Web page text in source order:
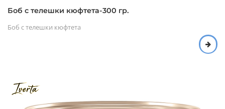
Боб с телешки кюфтета-300 гр.
Боб с телешки кюфтета